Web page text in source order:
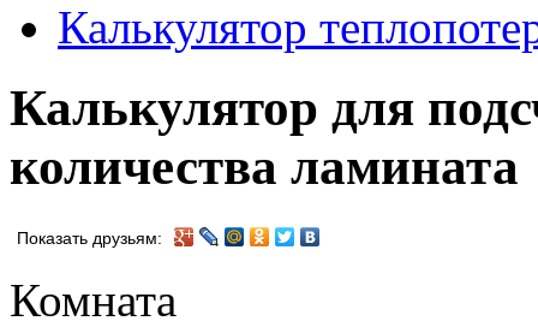
Калькулятор
Калькулятор для
количества ламината
Показать друзьям:
Комната